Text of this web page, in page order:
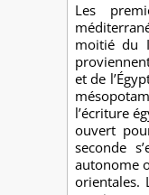
Les
moitié du
et de
l’écriture
ouvert
seconde
autonome
orientales.